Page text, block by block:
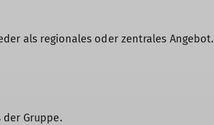
als regionales oder zentrales Angebot.
Gruppe.